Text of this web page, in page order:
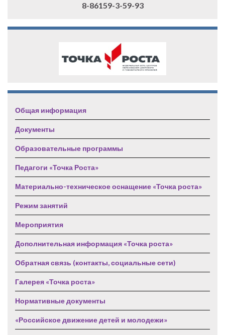
8-86159-3-59-93
Общая информация
Документы
Образовательные программы
Педагоги «Точка Роста»
Материально-техническое оснащение «Точка роста»
Режим занятий
Мероприятия
Дополнительная информация «Точка роста»
Обратная связь (контакты, социальные сети)
Галерея «Точка роста»
Нормативные документы
«Российское движение детей и молодежи»